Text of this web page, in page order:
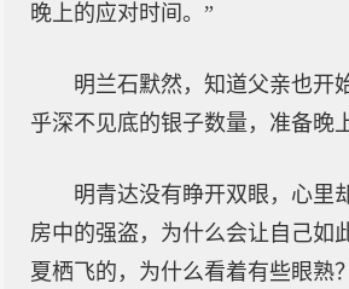
晚上的应对时间。”
明兰石默然，知道父亲也开
乎深不见底的银子数量，准备晚
明青达没有睁开双眼，心里
房中的强盗，为什么会让自己如
夏栖飞的，为什么看着有些眼熟？